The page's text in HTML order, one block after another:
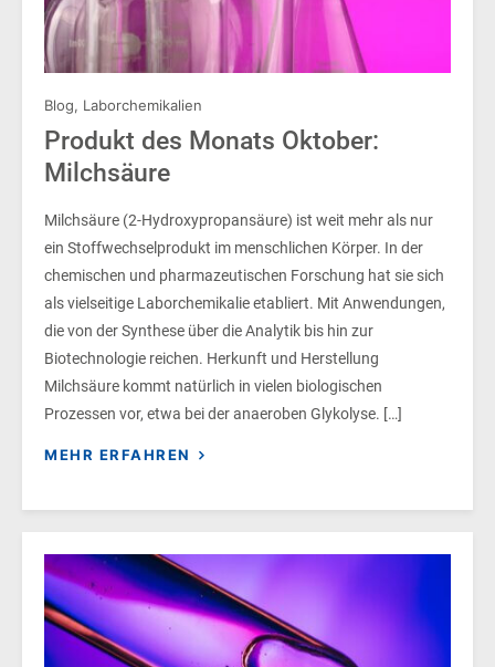
Blog, Laborchemikalien
Produkt des Monats Oktober:
Milchsäure
Milchsäure (2-Hydroxypropansäure) ist weit mehr als nur
ein Stoffwechselprodukt im menschlichen Körper. In der
chemischen und pharmazeutischen Forschung hat sie sich
als vielseitige Laborchemikalie etabliert. Mit Anwendungen,
die von der Synthese über die Analytik bis hin zur
Biotechnologie reichen. Herkunft und Herstellung
Milchsäure kommt natürlich in vielen biologischen
Prozessen vor, etwa bei der anaeroben Glykolyse. […]
MEHR ERFAHREN